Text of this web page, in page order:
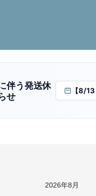
伴う発送休
せ
【8/13
2026年8月